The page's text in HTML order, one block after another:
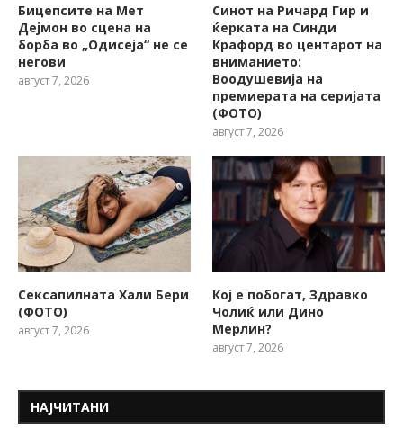
Бицепсите на Мет
Дејмон во сцена на
борба во „Одисеја“ не се
негови
август 7, 2026
Синот на Ричард Гир и
ќерката на Синди
Крафорд во центарот на
вниманието:
Воодушевија на
премиерата на серијата
(ФОТО)
август 7, 2026
Сексапилната Хали Бери
(ФОТО)
август 7, 2026
Кој е побогат, Здравко
Чолиќ или Дино
Мерлин?
август 7, 2026
НАЈЧИТАНИ